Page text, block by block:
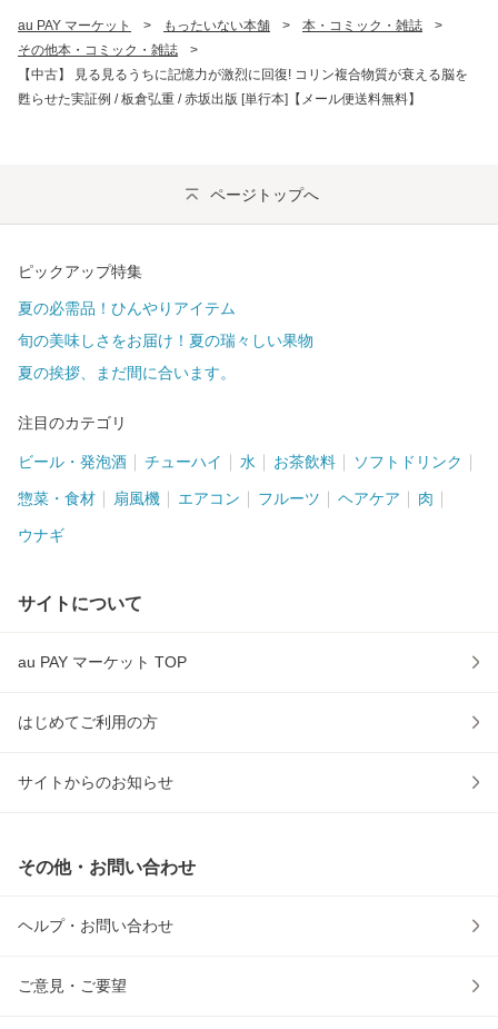
au PAY マーケット > もったいない本舗 > 本・コミック・雑誌
>
その他本・コミック・雑誌
>
【中古】 見る見るうちに記憶力が激烈に回復! コリン複合物質が衰える脳を
甦らせた実証例 / 板倉弘重 / 赤坂出版 [単行本]【メール便送料無料】
ページトップへ
ピックアップ特集
夏の必需品！ひんやりアイテム
旬の美味しさをお届け！夏の瑞々しい果物
夏の挨拶、まだ間に合います。
注目のカテゴリ
ビール・発泡酒 チューハイ 水 お茶飲料 ソフトドリンク
惣菜・食材 扇風機 エアコン フルーツ ヘアケア 肉
ウナギ
サイトについて
au PAY マーケット TOP
はじめてご利用の方
サイトからのお知らせ
その他・お問い合わせ
ヘルプ・お問い合わせ
ご意見・ご要望